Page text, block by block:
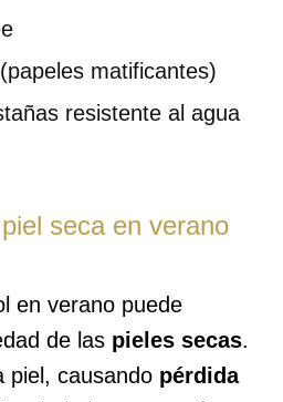
matificantes)
resistente al agua
seca en verano
en verano puede
de las pieles secas.
piel, causando pérdida